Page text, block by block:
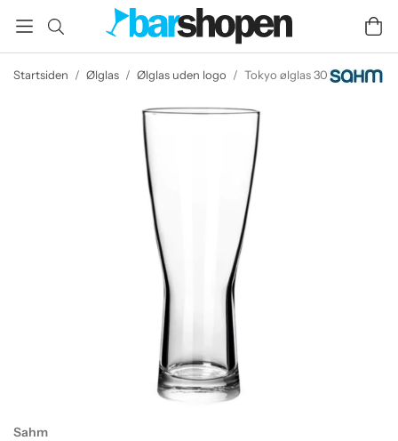
Startsiden / Ølglas / Ølglas uden logo / Tokyo ølglas 30 cl
Sahm